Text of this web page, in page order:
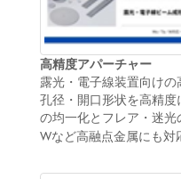
高精度アパーチャー
露光・電子線装置向け
孔径・開口形状を高精
の均一化とフレア・迷光
Wなど高融点金属にも対